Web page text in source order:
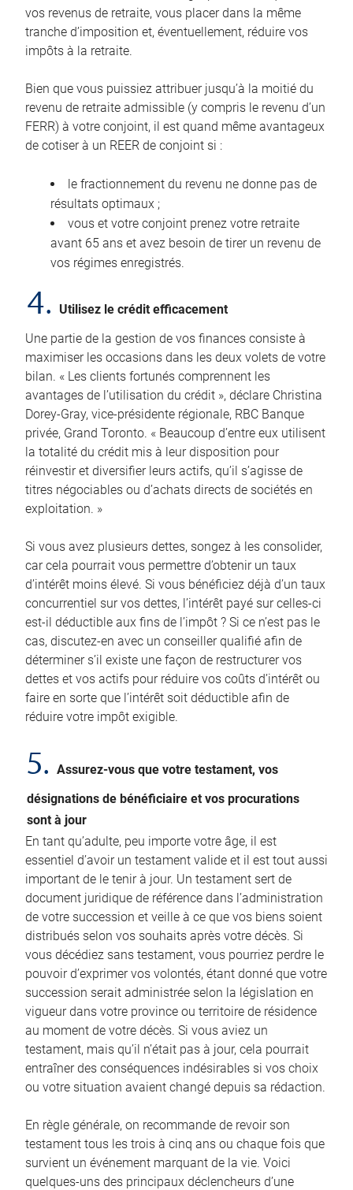
vos revenus de retraite, vous placer dans la même
tranche d’imposition et, éventuellement, réduire vos
impôts à la retraite.
Bien que vous puissiez attribuer jusqu’à la moitié du
revenu de retraite admissible (y compris le revenu d’un
FERR) à votre conjoint, il est quand même avantageux
de cotiser à un REER de conjoint si :
le fractionnement du revenu ne donne pas de
résultats optimaux ;
vous et votre conjoint prenez votre retraite
avant 65 ans et avez besoin de tirer un revenu de
vos régimes enregistrés.
4.
Utilisez le crédit efficacement
Une partie de la gestion de vos finances consiste à
maximiser les occasions dans les deux volets de votre
bilan. « Les clients fortunés comprennent les
avantages de l’utilisation du crédit », déclare Christina
Dorey-Gray, vice-présidente régionale, RBC Banque
privée, Grand Toronto. « Beaucoup d’entre eux utilisent
la totalité du crédit mis à leur disposition pour
réinvestir et diversifier leurs actifs, qu’il s’agisse de
titres négociables ou d’achats directs de sociétés en
exploitation. »
Si vous avez plusieurs dettes, songez à les consolider,
car cela pourrait vous permettre d’obtenir un taux
d’intérêt moins élevé. Si vous bénéficiez déjà d’un taux
concurrentiel sur vos dettes, l’intérêt payé sur celles-ci
est-il déductible aux fins de l’impôt ? Si ce n’est pas le
cas, discutez-en avec un conseiller qualifié afin de
déterminer s’il existe une façon de restructurer vos
dettes et vos actifs pour réduire vos coûts d’intérêt ou
faire en sorte que l’intérêt soit déductible afin de
réduire votre impôt exigible.
5. Assurez-vous que votre testament, vos
désignations de bénéficiaire et vos procurations
sont à jour
En tant qu’adulte, peu importe votre âge, il est
essentiel d’avoir un testament valide et il est tout aussi
important de le tenir à jour. Un testament sert de
document juridique de référence dans l’administration
de votre succession et veille à ce que vos biens soient
distribués selon vos souhaits après votre décès. Si
vous décédiez sans testament, vous pourriez perdre le
pouvoir d’exprimer vos volontés, étant donné que votre
succession serait administrée selon la législation en
vigueur dans votre province ou territoire de résidence
au moment de votre décès. Si vous aviez un
testament, mais qu’il n’était pas à jour, cela pourrait
entraîner des conséquences indésirables si vos choix
ou votre situation avaient changé depuis sa rédaction.
En règle générale, on recommande de revoir son
testament tous les trois à cinq ans ou chaque fois que
survient un événement marquant de la vie. Voici
quelques-uns des principaux déclencheurs d’une